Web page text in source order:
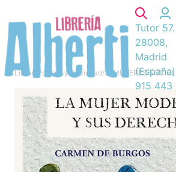
Tutor 57.
28008,
Madrid
(España)
915 443
Libros Política y Sociedad/3. MUJERES